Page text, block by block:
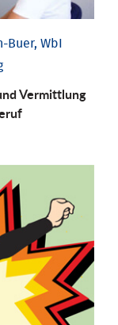
WbI
Vermittlung